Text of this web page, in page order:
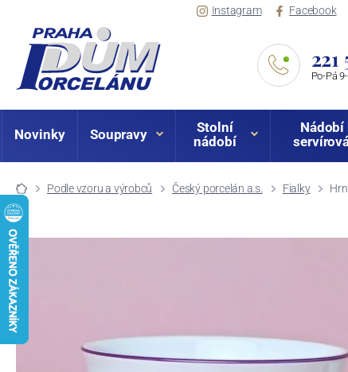
Instagram Facebook
221
Po-Pá
Novinky Soupravy
Stolní
nádobí
Nádobí
Podle vzoru a výrobců Český porcelán a.s. Fialky